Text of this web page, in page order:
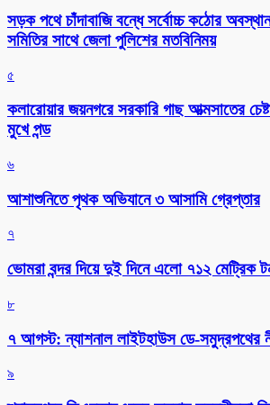
সড়ক পথে চাঁদাবাজি বন্ধে সর্বোচ্চ কঠোর
সমিতির সাথে জেলা পুলিশের মতবিনিময়
৫
কলারোয়ার জয়নগরে সরকারি গাছ আত্মসাতের
মুখে পন্ড
৬
আশাশুনিতে পৃথক অভিযানে ৩ আসামি গ্রেপ্তার
৭
ভোমরা বন্দর দিয়ে দুই দিনে এলো ৭১২ মেট্রিক
৮
৭ আগস্ট: ন্যাশনাল লাইটহাউস ডে-সমুদ্রপথের
৯